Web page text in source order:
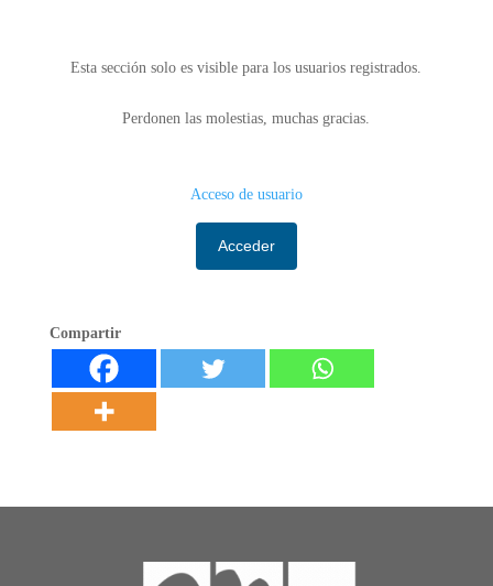
Esta sección solo es visible para los usuarios registrados.
Perdonen las molestias, muchas gracias.
Acceso de usuario
Acceder
Compartir